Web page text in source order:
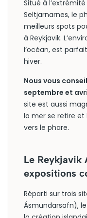
Situé à
Seltjarnarnes, le
meilleurs spots
à Reykjavik.
l’océan, est
hiver.
Nous vous
septembre et
site est aussi
la mer se retire
vers le phare.
Le Reykjavik
expositions
Réparti sur trois
Ásmundarsafn),